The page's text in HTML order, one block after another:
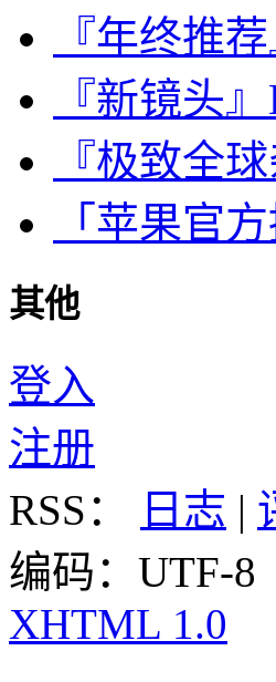
『年终推
『新镜头
『极致全
「苹果官
其他
登入
注册
RSS：
日志 |
编码：UTF-8
XHTML 1.0